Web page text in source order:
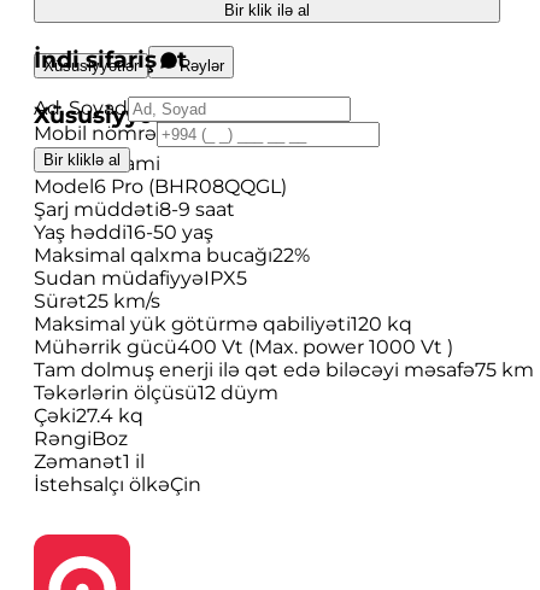
Bir klik ilə al
İndi sifariş et
Ad, Soyad
Mobil nömrə
Bir kliklə al
Xüsusiyyətlər Rəylər
Xüsusiyyətlər
BrendXioami
Model6 Pro (BHR08QQGL)
Şarj müddəti8-9 saat
Yaş həddi16-50 yaş
Maksimal qalxma bucağı22%
Sudan müdafiyyəIPX5
Sürət25 km/s
Maksimal yük götürmə qabiliyəti120 kq
Mühərrik gücü400 Vt (Max. power 1000 Vt )
Tam dolmuş enerji ilə qət edə biləcəyi məsafə75 km
Təkərlərin ölçüsü12 düym
Çəki27.4 kq
RəngiBoz
Zəmanət1 il
İstehsalçı ölkəÇin